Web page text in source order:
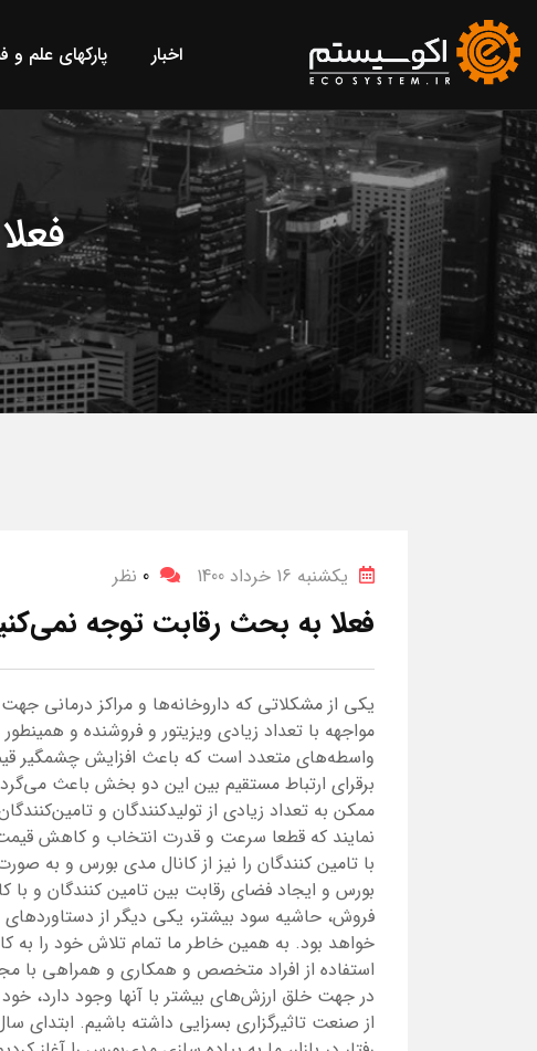
اخبار پارکهای علم و
یکشنبه 16 خرداد 1400 0 نظر
فعلا به بحث رقابت توجه
یکی از مشکلاتی که داروخانه‌ها و مراکز درمانی جهت
مواجهه با تعداد زیادی ویزیتور و فروشنده و
واسطه‌های متعدد است که باعث افزایش چشمگیر
برقرای ارتباط مستقیم بین این دو بخش باعث
ممکن به تعداد زیادی از تولیدکنندگان و
نمایند که قطعا سرعت و قدرت انتخاب و کاهش
با تامین کنندگان را نیز از کانال مدی بورس و به
بورس و ایجاد فضای رقابت بین تامین کنندگان و
فروش، حاشیه سود بیشتر، یکی دیگر از دستاوردهای
خواهد بود. به همین خاطر ما تمام تلاش خود را به
استفاده از افراد متخصص و همکاری و همراهی با
در جهت خلق ارزش‌های بیشتر با آنها وجود دارد،